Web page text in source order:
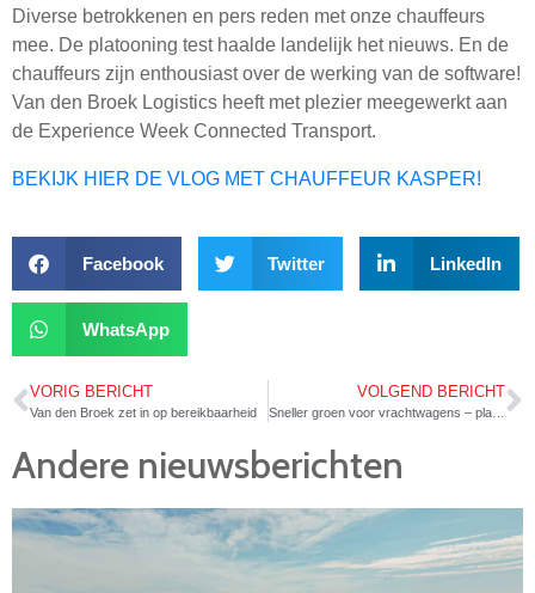
Diverse betrokkenen en pers reden met onze chauffeurs
mee. De platooning test haalde landelijk het nieuws. En de
chauffeurs zijn enthousiast over de werking van de software!
Van den Broek Logistics heeft met plezier meegewerkt aan
de Experience Week Connected Transport.
BEKIJK HIER DE VLOG MET CHAUFFEUR KASPER!
Facebook Twitter LinkedIn
WhatsApp
VORIG BERICHT
Van den Broek zet in op bereikbaarheid
VOLGEND BERICHT
Sneller groen voor vrachtwagens – platooning in Helmond
Andere nieuwsberichten